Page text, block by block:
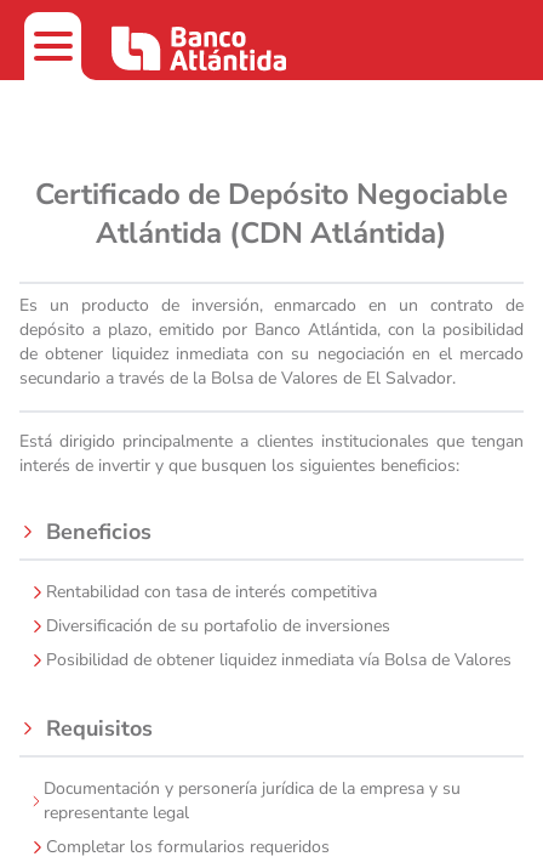
Certificado de Depósito Negociable
Atlántida (CDN Atlántida)
Es un producto de inversión, enmarcado en un contrato de
depósito a plazo, emitido por Banco Atlántida, con la posibilidad
de obtener liquidez inmediata con su negociación en el mercado
secundario a través de la Bolsa de Valores de El Salvador.
Está dirigido principalmente a clientes institucionales que tengan
interés de invertir y que busquen los siguientes beneficios:
Beneficios
Rentabilidad con tasa de interés competitiva
Diversificación de su portafolio de inversiones
Posibilidad de obtener liquidez inmediata vía Bolsa de Valores
Requisitos
Documentación y personería jurídica de la empresa y su
representante legal
Completar los formularios requeridos